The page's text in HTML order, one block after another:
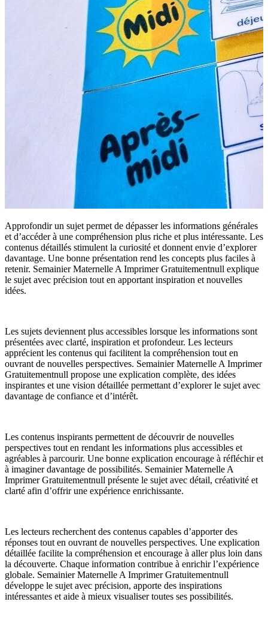
Approfondir un sujet permet de dépasser les informations générales
et d’accéder à une compréhension plus riche et plus intéressante. Les
contenus détaillés stimulent la curiosité et donnent envie d’explorer
davantage. Une bonne présentation rend les concepts plus faciles à
retenir. Semainier Maternelle A Imprimer Gratuitementnull explique
le sujet avec précision tout en apportant inspiration et nouvelles
idées.
Les sujets deviennent plus accessibles lorsque les informations sont
présentées avec clarté, inspiration et profondeur. Les lecteurs
apprécient les contenus qui facilitent la compréhension tout en
ouvrant de nouvelles perspectives. Semainier Maternelle A Imprimer
Gratuitementnull propose une explication complète, des idées
inspirantes et une vision détaillée permettant d’explorer le sujet avec
davantage de confiance et d’intérêt.
Les contenus inspirants permettent de découvrir de nouvelles
perspectives tout en rendant les informations plus accessibles et
agréables à parcourir. Une bonne explication encourage à réfléchir et
à imaginer davantage de possibilités. Semainier Maternelle A
Imprimer Gratuitementnull présente le sujet avec détail, créativité et
clarté afin d’offrir une expérience enrichissante.
Les lecteurs recherchent des contenus capables d’apporter des
réponses tout en ouvrant de nouvelles perspectives. Une explication
détaillée facilite la compréhension et encourage à aller plus loin dans
la découverte. Chaque information contribue à enrichir l’expérience
globale. Semainier Maternelle A Imprimer Gratuitementnull
développe le sujet avec précision, apporte des inspirations
intéressantes et aide à mieux visualiser toutes ses possibilités.